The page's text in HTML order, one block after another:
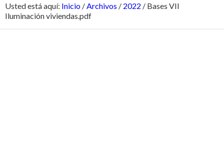
Usted está aquí: Inicio /Archivos / 2022 / Bases VII
Iluminación viviendas.pdf